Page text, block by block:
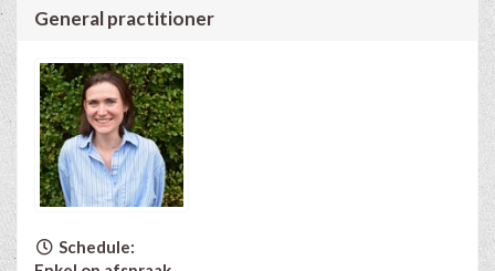
General practitioner
Schedule: